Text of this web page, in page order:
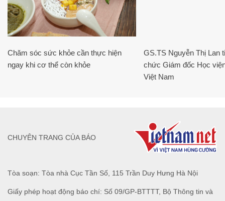
Chăm sóc sức khỏe cần thực hiện
ngay khi cơ thể còn khỏe
GS.TS Nguyễn Thị Lan
chức Giám đốc Học
Việt Nam
Tòa soạn: Tòa nhà Cục Tần Số, 115 Trần Duy Hưng Hà Nội
Giấy phép hoạt động báo chí: Số 09/GP-BTTTT, Bộ Thông tin và
CHUYÊN TRANG CỦA BÁO